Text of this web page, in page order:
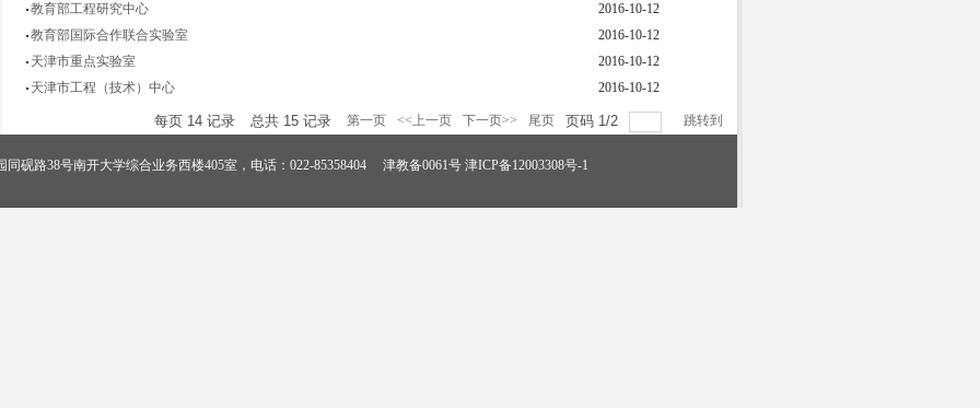
教育部工程研究中心
2016-10-12
教育部国际合作联合实验室
2016-10-12
天津市重点实验室
2016-10-12
天津市工程（技术）中心
2016-10-12
每页 14 记录 总共 15 记录 第一页 <<上一页 下一页>> 尾页 页码 1/2 跳转到
同砚路38号南开大学综合业务西楼405室，电话：022-85358404 津教备0061号 津ICP备12003308号-1